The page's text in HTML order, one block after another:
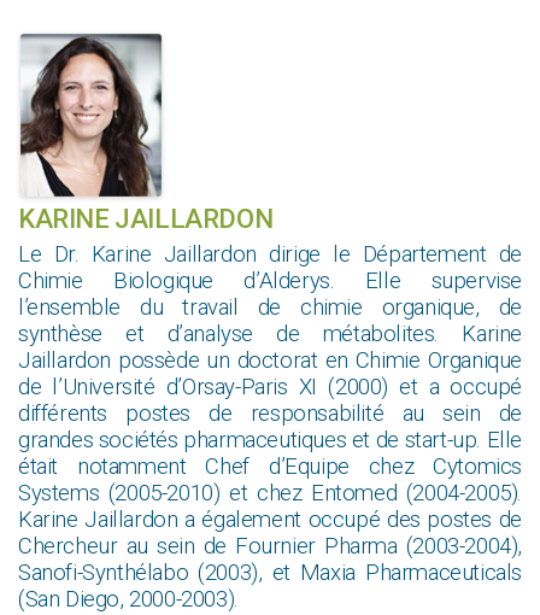
KARINE JAILLARDON
Le Dr. Karine Jaillardon dirige le Département de
Chimie Biologique d’Alderys. Elle supervise
l’ensemble du travail de chimie organique, de
synthèse et d’analyse de métabolites. Karine
Jaillardon possède un doctorat en Chimie Organique
de l’Université d’Orsay-Paris XI (2000) et a occupé
différents postes de responsabilité au sein de
grandes sociétés pharmaceutiques et de start-up. Elle
était notamment Chef d’Equipe chez Cytomics
Systems (2005-2010) et chez Entomed (2004-2005).
Karine Jaillardon a également occupé des postes de
Chercheur au sein de Fournier Pharma (2003-2004),
Sanofi-Synthélabo (2003), et Maxia Pharmaceuticals
(San Diego, 2000-2003).